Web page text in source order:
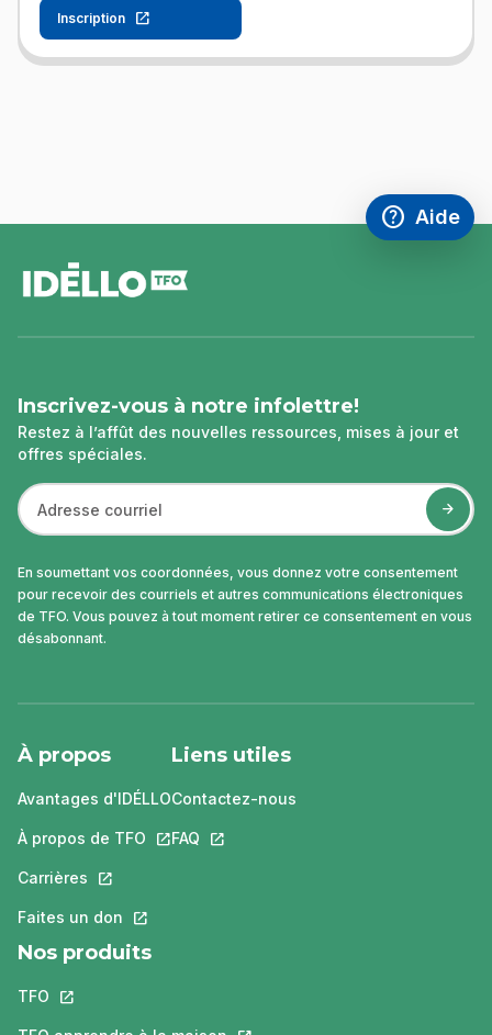
Inscription
help
Accéder à
Aide
,Ce lien
de
page
Inscrivez-vous à notre infolettre!
Restez à l’affût des nouvelles ressources, mises à jour et
offres spéciales.
En soumettant vos coordonnées, vous donnez votre consentement
pour recevoir des courriels et autres communications électroniques
de TFO. Vous pouvez à tout moment retirer ce consentement en vous
désabonnant.
À propos
Avantages d'IDÉLLO
À propos de TFO Ce lien s'ouvrira dans un nouvel onglet.
Carrières Ce lien s'ouvrira dans un nouvel onglet.
Faites un don Ce lien s'ouvrira dans un nouvel onglet.
Liens utiles
Contactez-nous
FAQ Ce lien s'ouvrira dans un nouvel
Nos produits
TFO Ce lien s'ouvrira dans un nouvel onglet.